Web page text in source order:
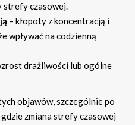
strefy czasowej.
– kłopoty z koncentracją i
wpływać na codzienną
drażliwości lub ogólne
objawów, szczególnie po
zmiana strefy czasowej